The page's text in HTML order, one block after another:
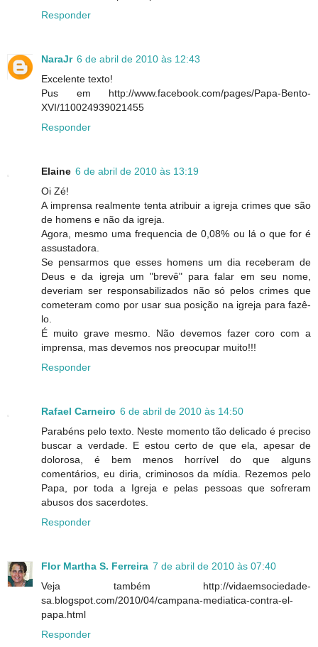
Responder
NaraJr 6 de abril de 2010 às 12:43
Excelente texto!
Pus em http://www.facebook.com/pages/Papa-Bento-
XVI/110024939021455
Responder
Elaine 6 de abril de 2010 às 13:19
Oi Zé!
A imprensa realmente tenta atribuir a igreja crimes que são
de homens e não da igreja.
Agora, mesmo uma frequencia de 0,08% ou lá o que for é
assustadora.
Se pensarmos que esses homens um dia receberam de
Deus e da igreja um "brevê" para falar em seu nome,
deveriam ser responsabilizados não só pelos crimes que
cometeram como por usar sua posição na igreja para fazê-
lo.
É muito grave mesmo. Não devemos fazer coro com a
imprensa, mas devemos nos preocupar muito!!!
Responder
Rafael Carneiro 6 de abril de 2010 às 14:50
Parabéns pelo texto. Neste momento tão delicado é preciso
buscar a verdade. E estou certo de que ela, apesar de
dolorosa, é bem menos horrível do que alguns
comentários, eu diria, criminosos da mídia. Rezemos pelo
Papa, por toda a Igreja e pelas pessoas que sofreram
abusos dos sacerdotes.
Responder
Flor Martha S. Ferreira 7 de abril de 2010 às 07:40
Veja também http://vidaemsociedade-
sa.blogspot.com/2010/04/campana-mediatica-contra-el-
papa.html
Responder